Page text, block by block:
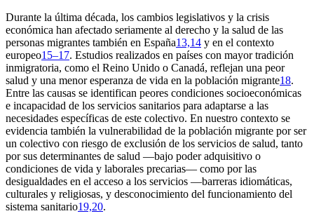
Durante la última década, los cambios legislativos y la crisis
económica han afectado seriamente al derecho y la salud de las
personas migrantes también en España13,14 y en el contexto
europeo15–17. Estudios realizados en países con mayor tradición
inmigratoria, como el Reino Unido o Canadá, reflejan una peor
salud y una menor esperanza de vida en la población migrante18.
Entre las causas se identifican peores condiciones socioeconómicas
e incapacidad de los servicios sanitarios para adaptarse a las
necesidades específicas de este colectivo. En nuestro contexto se
evidencia también la vulnerabilidad de la población migrante por ser
un colectivo con riesgo de exclusión de los servicios de salud, tanto
por sus determinantes de salud —bajo poder adquisitivo o
condiciones de vida y laborales precarias— como por las
desigualdades en el acceso a los servicios —barreras idiomáticas,
culturales y religiosas, y desconocimiento del funcionamiento del
sistema sanitario19,20.